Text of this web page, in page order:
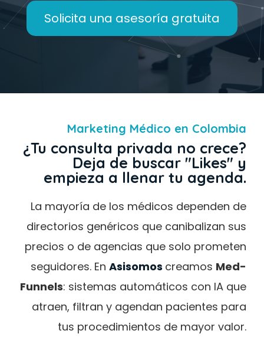
Solicita una asesoría gratuita
Marketing Médico en Colombia
¿Tu consulta privada no crece?
Deja de buscar "Likes" y
empieza a llenar tu agenda.
La mayoría de los médicos dependen de
directorios genéricos que canibalizan sus
precios o de agencias que solo prometen
seguidores. En Asisomos creamos Med-
Funnels: sistemas automáticos con IA que
atraen, filtran y agendan pacientes para
tus procedimientos de mayor valor.